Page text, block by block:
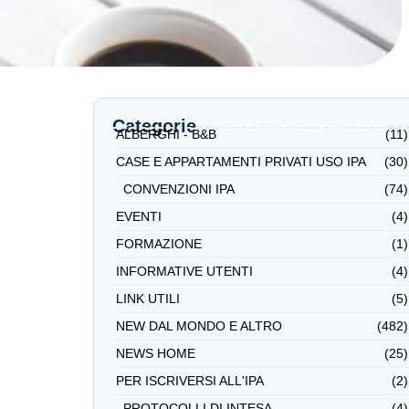
Categorie
ALBERGHI - B&B
(11)
CASE E APPARTAMENTI PRIVATI USO IPA
(30)
CONVENZIONI IPA
(74)
EVENTI
(4)
FORMAZIONE
(1)
INFORMATIVE UTENTI
(4)
LINK UTILI
(5)
NEW DAL MONDO E ALTRO
(482)
NEWS HOME
(25)
PER ISCRIVERSI ALL'IPA
(2)